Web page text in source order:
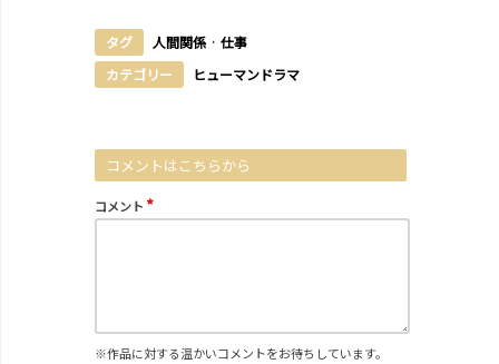
タグ 人間関係· 仕事
カテゴリー
ヒューマンドラマ
コメントはこちらから
コメント *
※作品に対する温かいコメントをお待ちしています。